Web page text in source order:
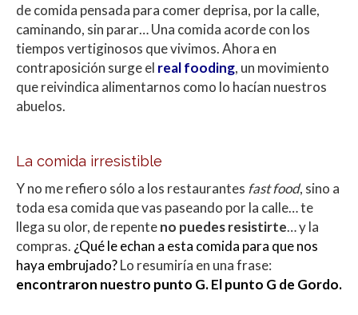
de comida pensada para comer deprisa, por la calle,
caminando, sin parar… Una comida acorde con los
tiempos vertiginosos que vivimos. Ahora en
contraposición surge el real fooding, un movimiento
que reivindica alimentarnos como lo hacían nuestros
abuelos.
La comida irresistible
Y no me refiero sólo a los restaurantes fast food, sino a
toda esa comida que vas paseando por la calle… te
llega su olor, de repenteno puedes resistirte… y la
compras. ¿Qué le echan a esta comida para que nos
haya embrujado?Lo resumiría en una frase:
encontraron nuestro punto G. El punto G de Gordo.